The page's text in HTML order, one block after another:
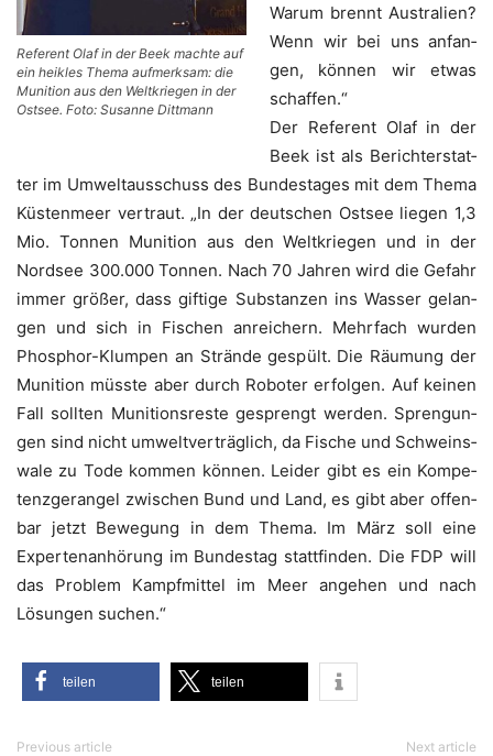
Refe­rent Olaf in der Beek mach­te auf
ein heik­les The­ma auf­merk­sam: die
Muni­ti­on aus den Welt­krie­gen in der
Ost­see. Foto: Susan­ne Dittmann
War­um brennt Aus­tra­li­en?
Wenn wir bei uns anfan­
gen, kön­nen wir etwas
schaffen.“
Der Refe­rent Olaf in der
Beek ist als Bericht­erstat­
ter im Umwelt­aus­schuss des Bun­des­ta­ges mit dem The­ma
Küs­ten­meer ver­traut. „In der deut­schen Ost­see lie­gen 1,3
Mio. Ton­nen Muni­ti­on aus den Welt­krie­gen und in der
Nord­see 300.000 Ton­nen. Nach 70 Jah­ren wird die Gefahr
immer grö­ßer, dass gif­ti­ge Sub­stan­zen ins Was­ser gelan­
gen und sich in Fischen anrei­chern. Mehr­fach wur­den
Phos­phor-Klum­pen an Strän­de gespült. Die Räu­mung der
Muni­ti­on müss­te aber durch Robo­ter erfol­gen. Auf kei­nen
Fall soll­ten Muni­ti­ons­res­te gesprengt wer­den. Spren­gun­
gen sind nicht umwelt­ver­träg­lich, da Fische und Schweins­
wa­le zu Tode kom­men kön­nen. Lei­der gibt es ein Kom­pe­
tenz­ge­ran­gel zwi­schen Bund und Land, es gibt aber offen­
bar jetzt Bewe­gung in dem The­ma. Im März soll eine
Exper­ten­an­hö­rung im Bun­des­tag statt­fin­den. Die FDP will
das Pro­blem Kampf­mit­tel im Meer ange­hen und nach
Lösun­gen suchen.“
tei­len tei­len
Previous article Next article